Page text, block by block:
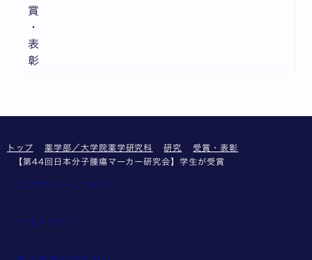
賞
・
表
彰
トップ 薬学部／大学院薬学研究科 研究
受賞・表彰
【第44回日本分子腫瘍マーカー研究会】学生が受賞
このサイトについて
サイトマップ